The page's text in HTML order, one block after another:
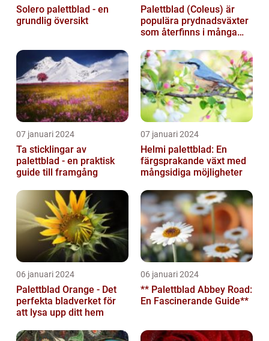
Solero palettblad - en
grundlig översikt
Palettblad (Coleus) är
populära prydnadsväxter
som återfinns i många
trädgårdar...
07 januari 2024
Ta sticklingar av
palettblad - en praktisk
guide till framgång
07 januari 2024
Helmi palettblad: En
färgsprakande växt med
mångsidiga möjligheter
06 januari 2024
Palettblad Orange - Det
perfekta bladverket för
att lysa upp ditt hem
06 januari 2024
** Palettblad Abbey Road:
En Fascinerande Guide**